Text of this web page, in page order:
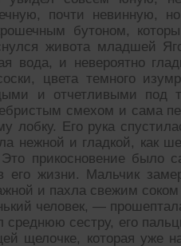
почти невинную,
бутоном,
живота младшей
вода, и невероятно
цвета темного
и отчетливыми под
смехом и сама
лобку. Его рука
нежной и гладкой, как
Это прикосновение
его жизни. Мальчик
и пахла свежим
человек, —
сестру, его
щелочке, которая уже